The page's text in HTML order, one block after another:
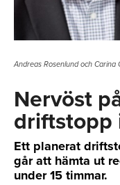
Andreas Rosenlund och Carina
Nervöst
driftstopp
Ett planerat
går att hämta ut
under 15 timmar.